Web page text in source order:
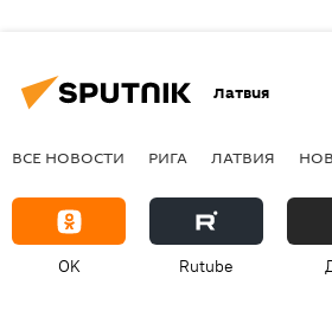
Латвия
ВСЕ НОВОСТИ РИГА ЛАТВИЯ
OK Rutube